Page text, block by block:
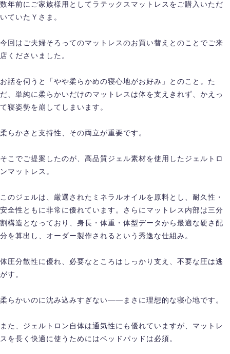
数年前にご家族様用としてラテックスマットレスをご購入いただ
いていたＹさま。
今回はご夫婦そろってのマットレスのお買い替えとのことでご来
店くださいました。
お話を伺うと「やや柔らかめの寝心地がお好み」とのこと。た
だ、単純に柔らかいだけのマットレスは体を支えきれず、かえっ
て寝姿勢を崩してしまいます。
柔らかさと支持性、その両立が重要です。
そこでご提案したのが、高品質ジェル素材を使用したジェルトロ
ンマットレス。
このジェルは、厳選されたミネラルオイルを原料とし、耐久性・
安全性ともに非常に優れています。さらにマットレス内部は三分
割構造となっており、身長・体重・体型データから最適な硬さ配
分を算出し、オーダー製作されるという秀逸な仕組み。
体圧分散性に優れ、必要なところはしっかり支え、不要な圧は逃
がす。
柔らかいのに沈み込みすぎない——まさに理想的な寝心地です。
また、ジェルトロン自体は通気性にも優れていますが、マットレ
スを長く快適に使うためにはベッドパッドは必須。